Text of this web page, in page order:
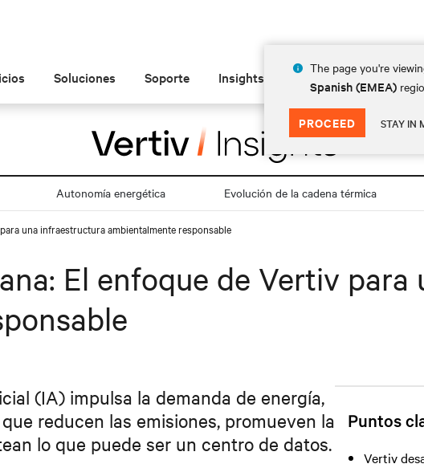
The page you're
Spanish (EMEA)
PROCEED STAY IN
Soluciones Soporte Insights Acerca de las
Autonomía energética Evolución de la cadena térmica
una infraestructura ambientalmente responsable
El enfoque de Vertiv
(IA) impulsa la demanda de energía,
reducen las emisiones, promueven la
lo que puede ser un centro de datos.
Puntos
Vertiv